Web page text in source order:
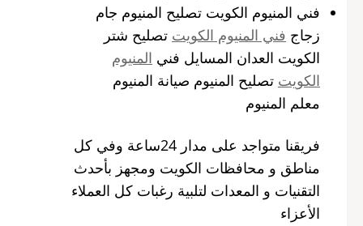
فني المنيوم الكويت تصليح المنيوم جام
زجاج فني المنيوم الكويت تصليح شتر
الكويت العدان المسايل فني المنيوم
الكويت تصليح المنيوم صيانة المنيوم
معلم المنيوم
فريقنا متواجد على مدار 24ساعة وفي كل
مناطق و محافظات الكويت ومجهز بأحدث
التقنيات و المعدات لتلبية رغبات كل العملاء
الأعزاء